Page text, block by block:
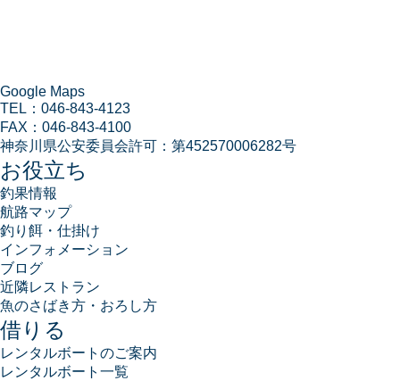
Google Maps
TEL： 046-843-4123
FAX： 046-843-4100
神奈川県公安委員会許可： 第452570006282号
お役立ち
釣果情報
航路マップ
釣り餌・仕掛け
インフォメーション
ブログ
近隣レストラン
魚のさばき方・おろし方
借りる
レンタルボートのご案内
レンタルボート一覧